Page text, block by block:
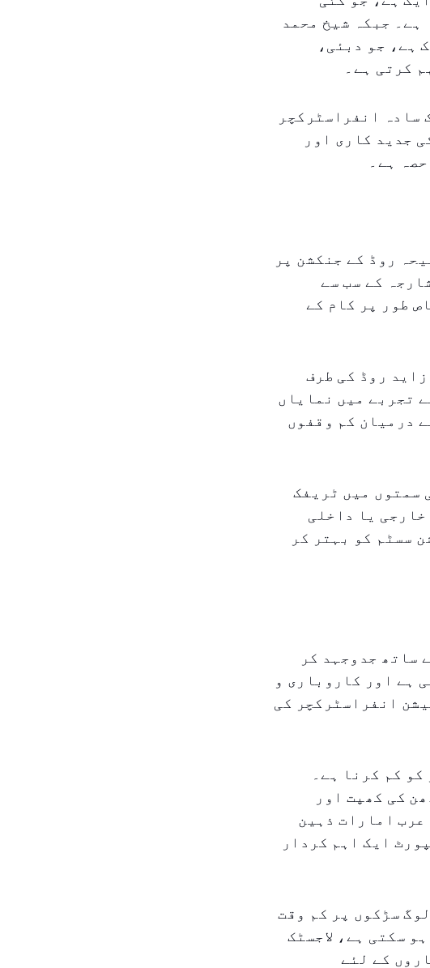
ہے۔ جبکہ شیخ محمد
ہے، جو دبئی،
کرتی ہے۔
سادہ انفراسٹرکچر
جدید کاری اور
ہے۔
روڈ کے جنکشن پر
کے سب سے
طور پر کام کے
روڈ کی طرف
تجربے میں نمایاں
درمیان کم وقفوں
سمتوں میں ٹریفک
یا داخلی
سسٹم کو بہتر کر
ساتھ جدوجہد کر
ہے اور کاروباری و
انفراسٹرکچر کی
کم کرنا ہے۔
کی کھپت اور
امارات ذہین
ایک اہم کردار
سڑکوں پر کم وقت
سکتی ہے، لاجسٹک
کے لئے